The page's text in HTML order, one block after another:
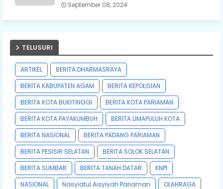
September 08, 2024
TELUSURI
ARTIKEL
BERITA DHARMASRAYA
BERITA KABUPATEN AGAM
BERITA KEPOLISIAN
BERITA KOTA BUKITINGGI
BERITA KOTA PARIAMAN
BERITA KOTA PAYAKUMBUH
BERITA LIMAPULUH KOTA
BERITA NASIONAL
BERITA PADANG PARIAMAN
BERITA PESISIR SELATAN
BERITA SOLOK SELATAN
BERITA SUMBAR
BERITA TANAH DATAR
KNPI
NASIONAL
Nasyiatul Aisyiyah Pariaman
OLAHRAGA